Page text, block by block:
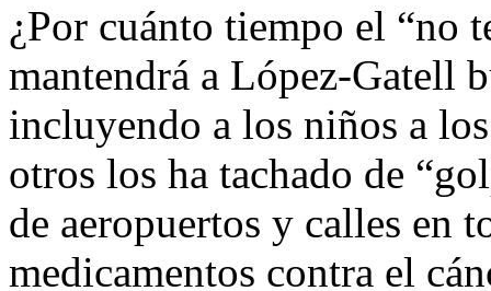
¿Por cuánto tiempo el “no
mantendrá a López-Gatell
incluyendo a los niños a
otros los ha tachado de
de aeropuertos y calles en
medicamentos contra el